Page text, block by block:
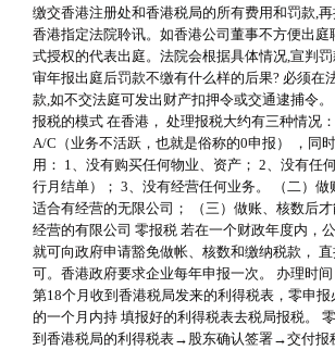
缴交香港注册处和香港税局的所有费用和罚款,
香港指定法院聆讯。如香港公司董事不方便出庭
式授权的代表出庭。法院会根据具体情况,宣判
审年报出庭后罚款不缴有什么样的后果? 必须在
款,如不交法庭可发出财产扣押令或交通逮捕令
报税的模式 在香港， 处理报税大约有三种情况
A/C（业务不活跃，也就是俗称的0申报） ，同
用： 1、没有购买任何物业、资产； 2、没有任
行月结单）； 3、没有经营任何业务。 （二）
适合有经营的无限公司； （三）做账、核数后
经营的有限公司 零报税 若在一个财政年度内，
就可向政府申请豁免做帐、核数和缴纳税款，
可。香港政府要求企业每年申报一次。 办理时
第18个月收到香港税局发来的利得税表，零申
的一个月内持 填报好的利得税表去税局报税。
到香港税局的利得税表→股东确认签署→交付